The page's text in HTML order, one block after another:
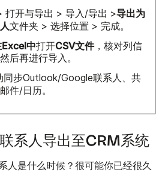
开与导出 > 导入/导出 >导出为
文件夹 > 选择位置 > 完成。
中打开CSV文件，核对列信
后再进行导入。
同步Outlook/Google联系人、共
件/日历。
系人导出至CRM系统
人是什么时候？很可能你已经很久